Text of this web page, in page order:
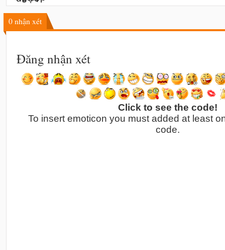
0 nhận xét
Đăng nhận xét
Click to see the code!
To insert emoticon you must added at least
code.